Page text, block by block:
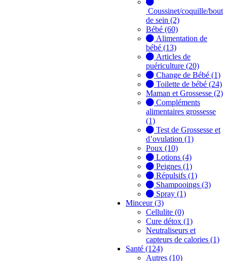
Coussinet/coquille/bout
de sein (2)
Bébé (60)
Alimentation de
bébé (13)
Articles de
puériculture (20)
Change de Bébé (1)
Toilette de bébé (24)
Maman et Grossesse (2)
Compléments
alimentaires grossesse
(1)
Test de Grossesse et
d’ovulation (1)
Poux (10)
Lotions (4)
Peignes (1)
Répulsifs (1)
Shampooings (3)
Spray (1)
Minceur (3)
Cellulite (0)
Cure détox (1)
Neutraliseurs et
capteurs de calories (1)
Santé (124)
Autres (10)